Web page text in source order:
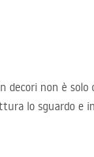
non è
lo sguardo